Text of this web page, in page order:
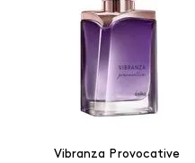
Vibranza Provocative